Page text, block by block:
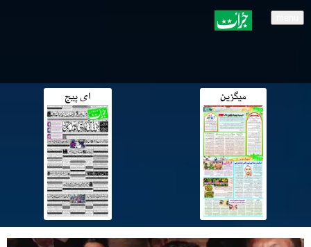
میگزین ای پیج